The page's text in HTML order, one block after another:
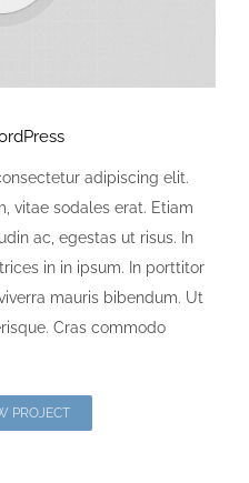
adipiscing elit.
vitae sodales erat. Etiam
ac, egestas ut risus. In
in in ipsum. In porttitor
mauris bibendum. Ut
Cras commodo
PROJECT